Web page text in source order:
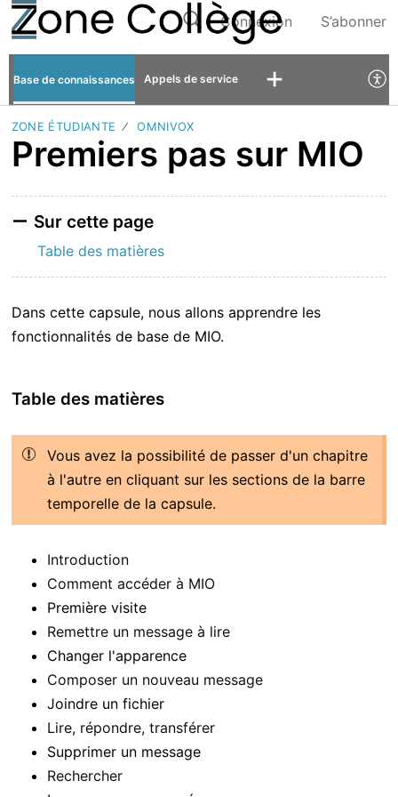
Connexion S’abonner
Base de connaissances Appels de service
ZONE ÉTUDIANTE OMNIVOX
Premiers pas sur MIO
Sur cette page
Table des matières
Dans cette capsule, nous allons apprendre les
fonctionnalités de base de MIO.
Table des matières
Vous avez la possibilité de passer d'un chapitre
à l'autre en cliquant sur les sections de la barre
temporelle de la capsule.
Introduction
Comment accéder à MIO
Première visite
Remettre un message à lire
Changer l'apparence
Composer un nouveau message
Joindre un fichier
Lire, répondre, transférer
Supprimer un message
Rechercher